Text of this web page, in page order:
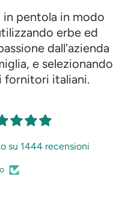
pentola in modo
erbe ed
dall'azienda
e selezionando
fornitori italiani.
su 1444 recensioni